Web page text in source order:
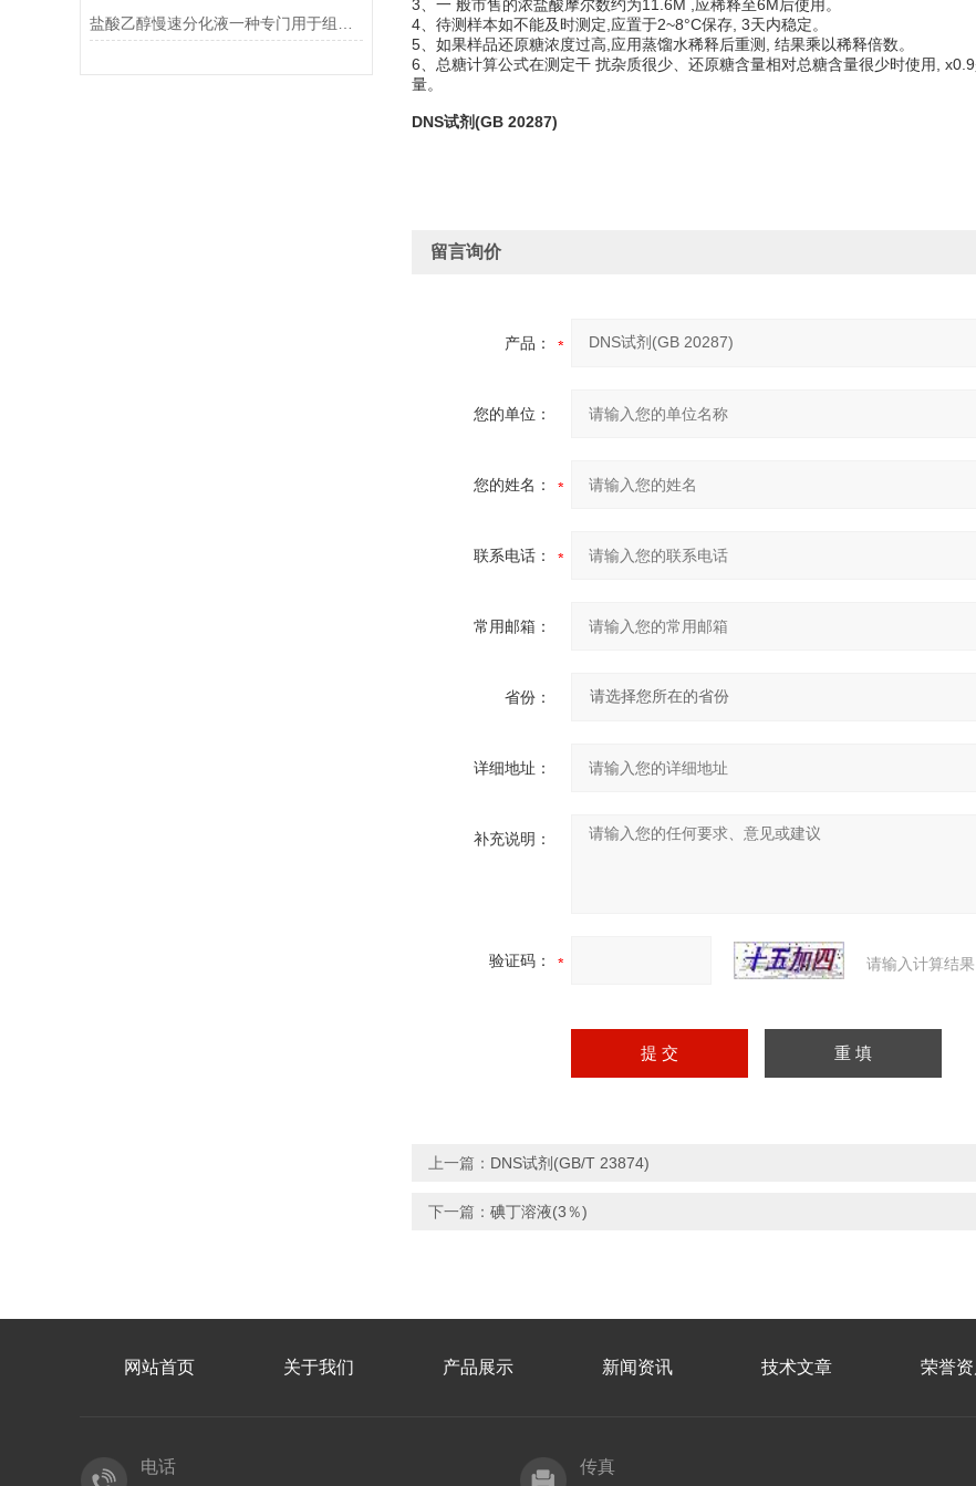
3、一 般市售的浓盐酸摩尔数约为11.6M ,应稀释至6M后使用。
4、待测样本如不能及时测定,应置于2~8°C保存, 3天内稳定。
5、如果样品还原糖浓度过高,应用蒸馏水稀释后重测, 结果乘以稀释倍数。
6、总糖计算公式在测定干 扰杂质很少、还原糖含量相对总糖含量很少时使用,
量。
DNS试剂(GB 20287)
留言询价
产品：
您的单位：
您的姓名：
联系电话：
常用邮箱：
省份：
详细地址：
补充说明：
验证码： 请输入计算结
上一篇： DNS试剂(GB/T 23874)
下一篇： 碘丁溶液(3％)
网站首页 关于我们 产品展示 新闻资讯 技术文章 荣誉
电话
传真